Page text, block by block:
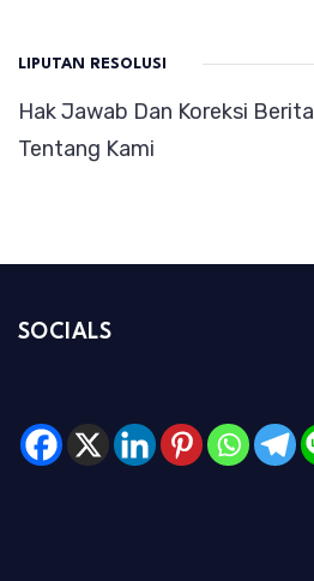
LIPUTAN RESOLUSI
Hak Jawab Dan Koreksi Berita
Tentang Kami
SOCIALS